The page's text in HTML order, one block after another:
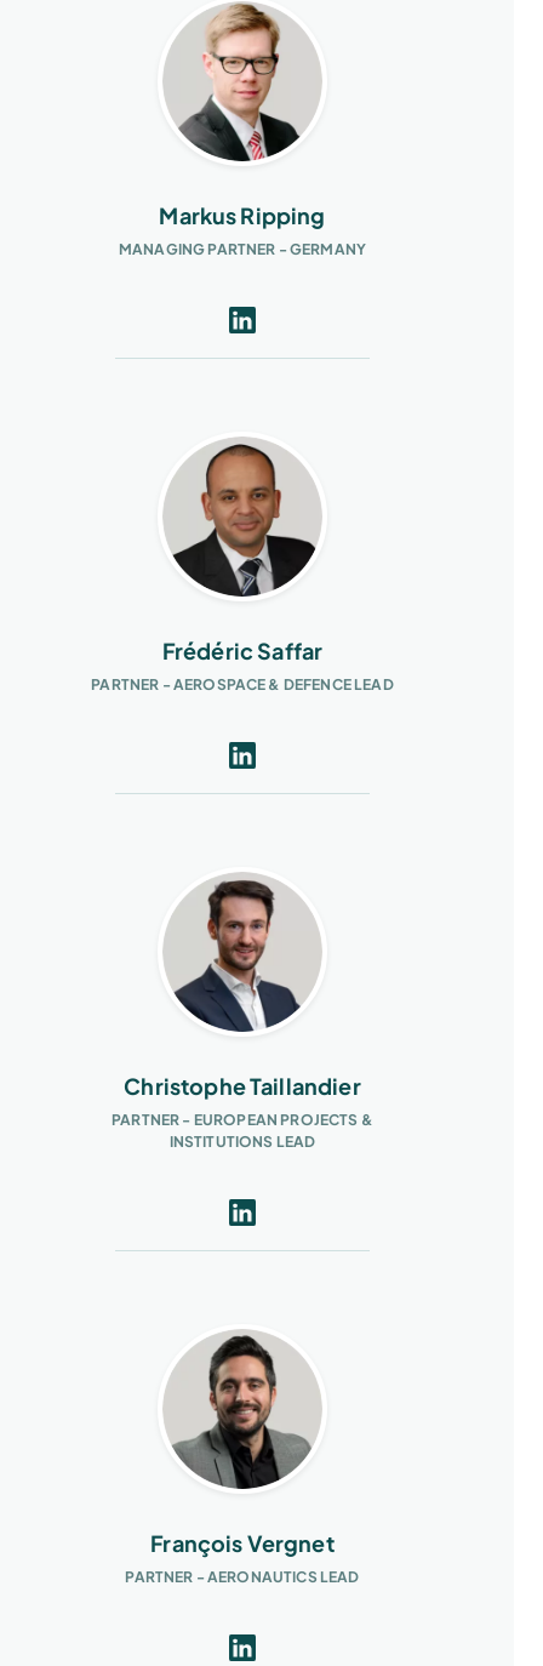
Markus Ripping
MANAGING PARTNER - GERMANY
Frédéric Saffar
PARTNER - AEROSPACE & DEFENCE LEAD
Christophe Taillandier
PARTNER - EUROPEAN PROJECTS &
INSTITUTIONS LEAD
François Vergnet
PARTNER - AERONAUTICS LEAD